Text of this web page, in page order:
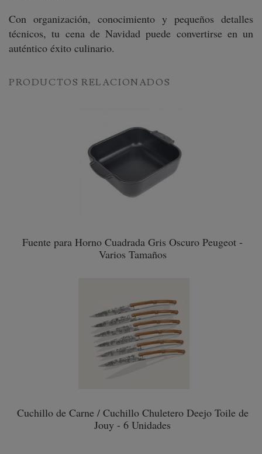
Con organización, conocimiento y pequeños detalles
técnicos, tu cena de Navidad puede convertirse en un
auténtico éxito culinario.
PRODUCTOS RELACIONADOS
Fuente para Horno Cuadrada Gris Oscuro Peugeot -
Varios Tamaños
Cuchillo de Carne / Cuchillo Chuletero Deejo Toile de
Jouy - 6 Unidades